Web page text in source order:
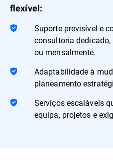
flexível:
Suporte previsível e
consultoria
ou mensalmente.
Adaptabilidade à
planeamento
Serviços escaláveis
equipa, projetos e